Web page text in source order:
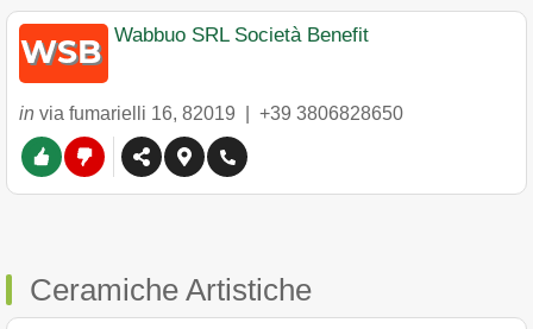
Wabbuo SRL Società Benefit
in via fumarielli 16, 82019 +39 3806828650
Ceramiche Artistiche